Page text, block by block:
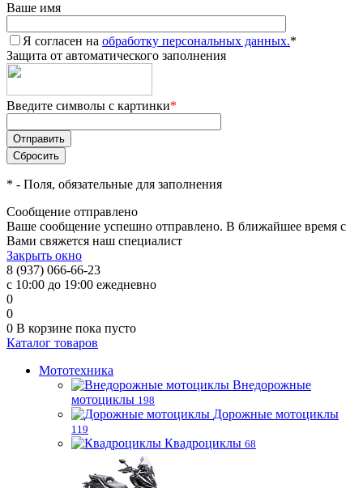
Ваше имя
Я согласен на обработку персональных данных.*
Защита от автоматического заполнения
Введите символы с картинки*
* - Поля, обязательные для заполнения
Сообщение отправлено
Ваше сообщение успешно отправлено. В ближайшее время с
Вами свяжется наш специалист
Закрыть окно
8 (937) 066-66-23
с 10:00 до 19:00 ежедневно
0
0
0 В корзине пока пусто
Каталог товаров
Мототехника
Внедорожные
мотоциклы 198
Дорожные мотоциклы
119
Квадроциклы 68